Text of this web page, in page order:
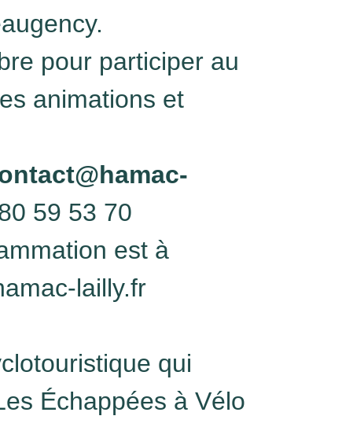
pour participer au
animations et
59 53 70
est à
lailly.fr
qui
Échappées à Vélo